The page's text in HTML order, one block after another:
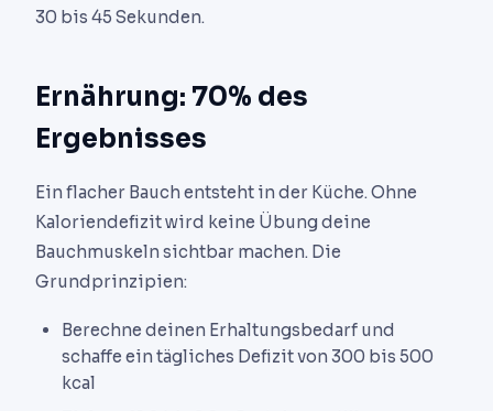
30 bis 45 Sekunden.
Ernährung: 70% des
Ergebnisses
Ein flacher Bauch entsteht in der Küche. Ohne
Kaloriendefizit wird keine Übung deine
Bauchmuskeln sichtbar machen. Die
Grundprinzipien:
Berechne deinen Erhaltungsbedarf und
schaffe ein tägliches Defizit von 300 bis 500
kcal